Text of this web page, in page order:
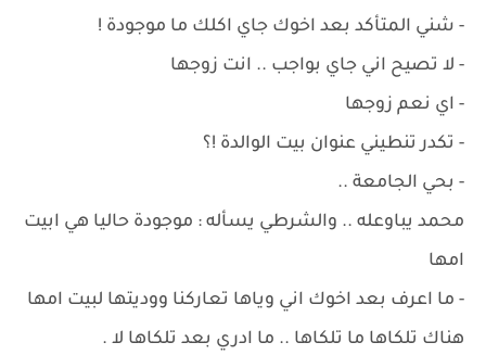
- شني المتأكد بعد اخوك جاي اكلك ما موجودة !
- لا تصيح اني جاي بواجب .. انت زوجها
- اي نعم زوجها
- تكدر تنطيني عنوان بيت الوالدة !؟
- بحي الجامعة ..
محمد يباوعله .. والشرطي يسأله : موجودة حاليا هي ابيت
امها
- ما اعرف بعد اخوك اني وياها تعاركنا ووديتها لبيت امها
هناك تلكاها ما تلكاها .. ما ادري بعد تلكاها لا .